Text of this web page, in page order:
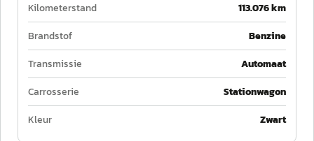
Kilometerstand
113.076 km
Brandstof
Benzine
Transmissie
Automaat
Carrosserie
Stationwagon
Kleur
Zwart